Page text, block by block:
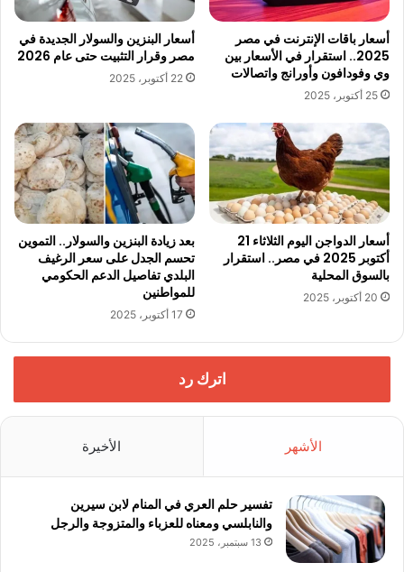
أسعار باقات الإنترنت في مصر
2025.. استقرار في الأسعار بين
وي وفودافون وأورانج واتصالات
25 أكتوبر، 2025
أسعار البنزين والسولار الجديدة في
مصر وقرار التثبيت حتى عام 2026
22 أكتوبر، 2025
أسعار الدواجن اليوم الثلاثاء 21
أكتوبر 2025 في مصر.. استقرار
بالسوق المحلية
20 أكتوبر، 2025
بعد زيادة البنزين والسولار.. التموين
تحسم الجدل على سعر الرغيف
البلدي تفاصيل الدعم الحكومي
للمواطنين
17 أكتوبر، 2025
اترك رد
الأشهر الأخيرة
تفسير حلم العري في المنام لابن سيرين
والنابلسي ومعناه للعزباء والمتزوجة والرجل
13 سبتمبر، 2025